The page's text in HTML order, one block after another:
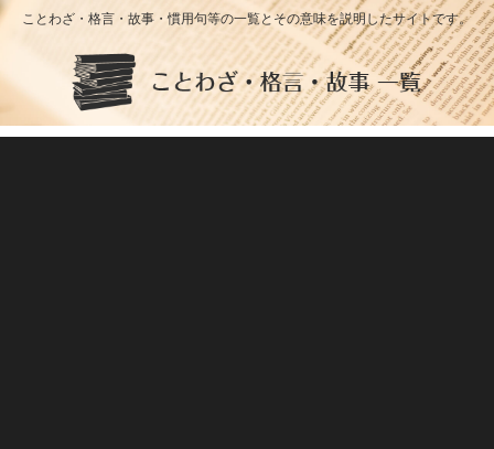
ことわざ・格言・故事・慣用句等の一覧とその意味を説明したサイトです。